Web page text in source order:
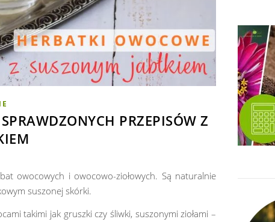
PRZEPISÓW Z
owocowych i owocowo-ziołowych. Są naturalnie
suszonej skórki.
takimi jak gruszki czy śliwki, suszonymi ziołami –